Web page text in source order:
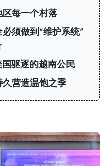
每一个村落
须做到“维护系统”
驱逐的越南公民
营造温饱之季